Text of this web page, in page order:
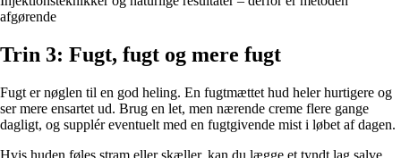
afgørende
Trin 3: Fugt, fugt og mere fugt
Fugt er nøglen til en god heling. En fugtmættet hud heler hurtigere og
ser mere ensartet ud. Brug en let, men nærende creme flere gange
dagligt, og supplér eventuelt med en fugtgivende mist i løbet af dagen.
Hvis huden føles stram eller skæller, kan du lægge et tyndt lag salve